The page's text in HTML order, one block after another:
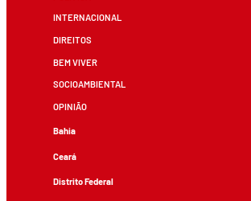
INTERNACIONAL
DIREITOS
BEM VIVER
SOCIOAMBIENTAL
OPINIÃO
Bahia
Ceará
Distrito Federal